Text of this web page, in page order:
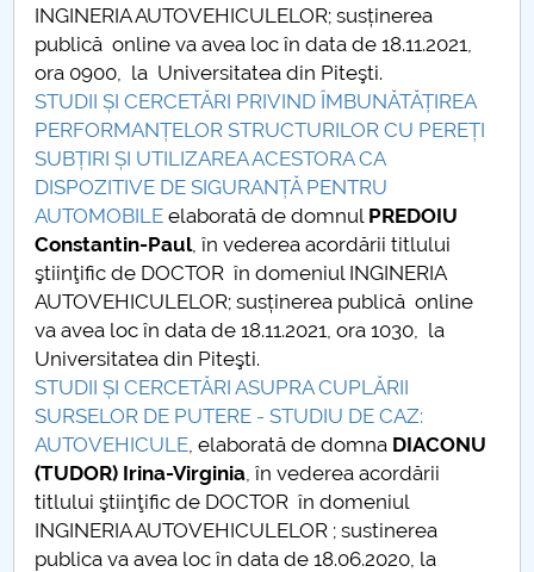
INGINERIA AUTOVEHICULELOR; susținerea
publică online va avea loc în data de 18.11.2021,
ora 0900, la Universitatea din Piteşti.
STUDII ȘI CERCETĂRI PRIVIND ÎMBUNĂTĂȚIREA
PERFORMANȚELOR STRUCTURILOR CU PEREȚI
SUBȚIRI ȘI UTILIZAREA ACESTORA CA
DISPOZITIVE DE SIGURANȚĂ PENTRU
AUTOMOBILE elaborată de domnul PREDOIU
Constantin-Paul, în vederea acordării titlului
ştiinţific de DOCTOR în domeniul INGINERIA
AUTOVEHICULELOR; susținerea publică online
va avea loc în data de 18.11.2021, ora 1030, la
Universitatea din Piteşti.
STUDII ȘI CERCETĂRI ASUPRA CUPLĂRII
SURSELOR DE PUTERE - STUDIU DE CAZ:
AUTOVEHICULE, elaborată de domna DIACONU
(TUDOR) Irina-Virginia, în vederea acordării
titlului ştiinţific de DOCTOR în domeniul
INGINERIA AUTOVEHICULELOR ; sustinerea
publica va avea loc în data de 18.06.2020, la